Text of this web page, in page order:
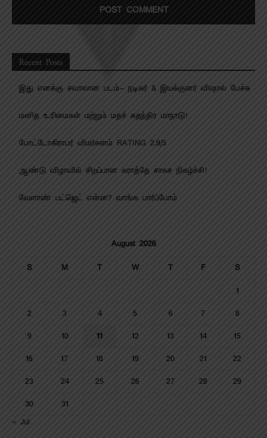
Recent Posts
இது எனக்கு சவாலான படம்- நடிகர் & இயக்குனர் விஷால் பேச்சு
மனித உரிமைகள் மற்றும் மதச் சுதந்திர மாநாடு!
போட்டோகிராபர் விமர்சனம் RATING 2.9/5
ஆண்டு விழாவில் சிறப்பான கராத்தே சாகச நிகழ்ச்சி!
வேளாண் பட்ஜெட் என்ன? வாங்க பார்ப்போம்
August 2026
S M T W T F S
1
2 3 4 5 6 7 8
9 10 11 12 13 14 15
16 17 18 19 20 21 22
23 24 25 26 27 28 29
30
31
« Jul